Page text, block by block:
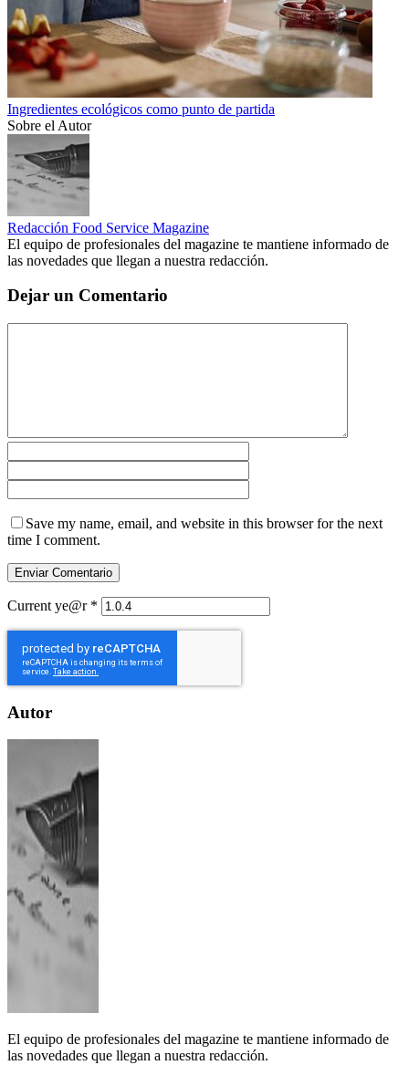
Ingredientes ecológicos como punto de partida
Sobre el Autor
Redacción Food Service Magazine
El equipo de profesionales del magazine te mantiene informado de
las novedades que llegan a nuestra redacción.
Dejar un Comentario
Save my name, email, and website in this browser for the next
time I comment.
Current ye@r *
Autor
El equipo de profesionales del magazine te mantiene informado de
las novedades que llegan a nuestra redacción.